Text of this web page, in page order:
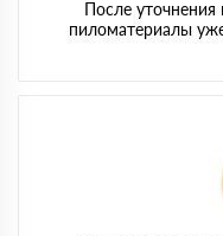
После
пиломатериалы